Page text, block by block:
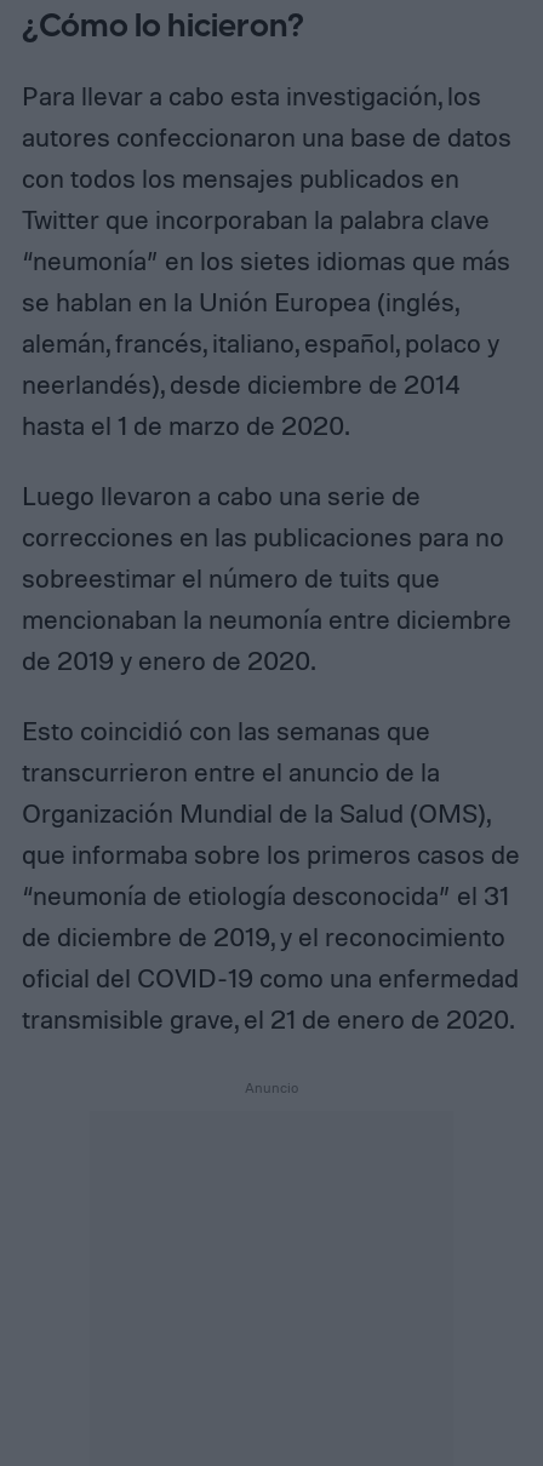
¿Cómo lo hicieron?
Para llevar a cabo esta investigación, los
autores confeccionaron una base de datos
con todos los mensajes publicados en
Twitter que incorporaban la palabra clave
“neumonía” en los sietes idiomas que más
se hablan en la Unión Europea (inglés,
alemán, francés, italiano, español, polaco y
neerlandés), desde diciembre de 2014
hasta el 1 de marzo de 2020.
Luego llevaron a cabo una serie de
correcciones en las publicaciones para no
sobreestimar el número de tuits que
mencionaban la neumonía entre diciembre
de 2019 y enero de 2020.
Esto coincidió con las semanas que
transcurrieron entre el anuncio de la
Organización Mundial de la Salud (OMS),
que informaba sobre los primeros casos de
“neumonía de etiología desconocida” el 31
de diciembre de 2019, y el reconocimiento
oficial del COVID-19 como una enfermedad
transmisible grave, el 21 de enero de 2020.